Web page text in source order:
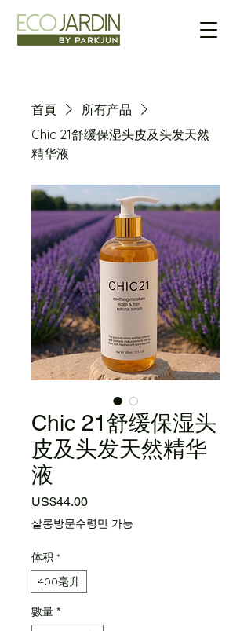
首頁
所有产品
Chic 21舒缓保湿头皮及头发天然
精华液
Chic 21舒缓保湿头
皮及头发天然精华
液
US$44.00價格
살롱방문수령만 가능
体积 *
400毫升
數量 *